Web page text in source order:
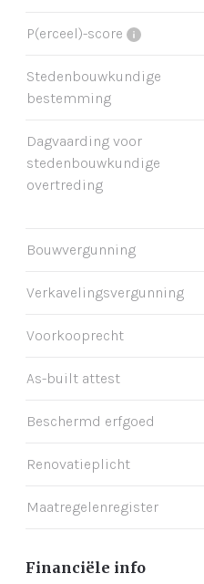
P(erceel)-score
Stedenbouwkundige
bestemming
Dagvaarding voor
stedenbouwkundige
overtreding
Bouwvergunning
Verkavelingsvergunning
Voorkooprecht
As-built attest
Beschermd erfgoed
Renovatieplicht
Maatregelenregister
Financiële info